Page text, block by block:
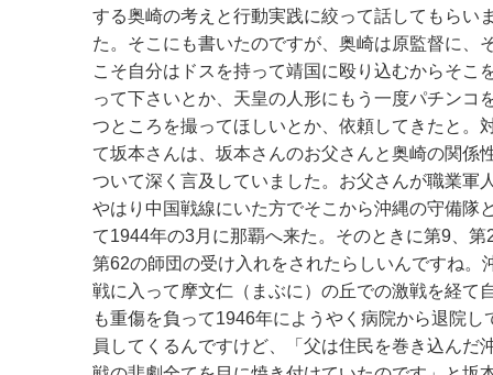
する奥崎の考えと行動実践に絞って話してもらい
た。そこにも書いたのですが、奥崎は原監督に、
こそ自分はドスを持って靖国に殴り込むからそこ
って下さいとか、天皇の人形にもう一度パチンコ
つところを撮ってほしいとか、依頼してきたと。
て坂本さんは、坂本さんのお父さんと奥崎の関係
ついて深く言及していました。お父さんが職業軍
やはり中国戦線にいた方でそこから沖縄の守備隊
て1944年の3月に那覇へ来た。そのときに第9、第
第62の師団の受け入れをされたらしいんですね。
戦に入って摩文仁（まぶに）の丘での激戦を経て
も重傷を負って1946年にようやく病院から退院し
員してくるんですけど、「父は住民を巻き込んだ